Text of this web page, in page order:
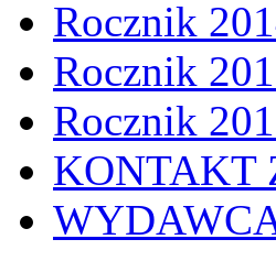
Rocznik
Rocznik
Rocznik
KONTAKT